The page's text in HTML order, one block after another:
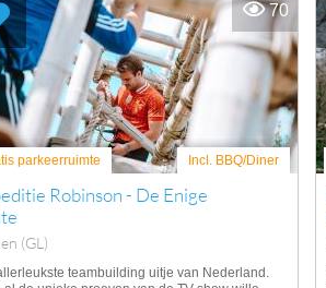
parkeerruimte Incl. BBQ/Diner
Robinson - De Enige
(GL)
teambuilding uitje van Nederland.
70